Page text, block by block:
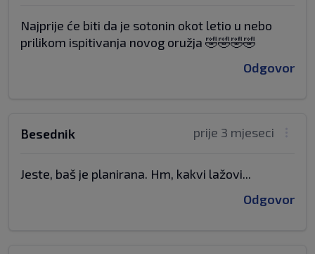
Najprije će biti da je sotonin okot letio u nebo
prilikom ispitivanja novog oružja 🤣🤣🤣🤣
Odgovor
prije 3 mjeseci
Besednik
Jeste, baš je planirana. Hm, kakvi lažovi...
Odgovor